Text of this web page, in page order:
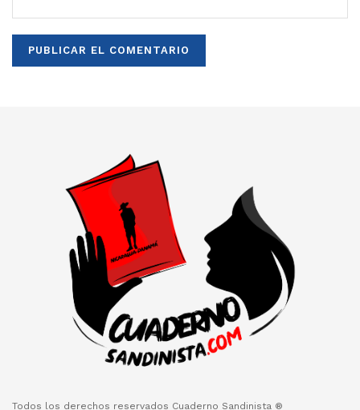
Todos los derechos reservados Cuaderno Sandinista ®